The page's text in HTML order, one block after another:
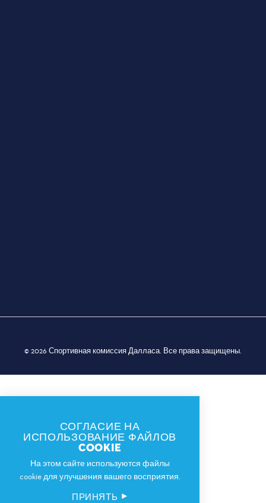
© 2026 Спортивная комиссия Далласа. Все права защищены.
СОГЛАСИЕ НА
ИСПОЛЬЗОВАНИЕ ФАЙЛОВ
COOKIE
На этом сайте используются файлы
cookie для улучшения вашего восприятия.
ПРИНЯТЬ